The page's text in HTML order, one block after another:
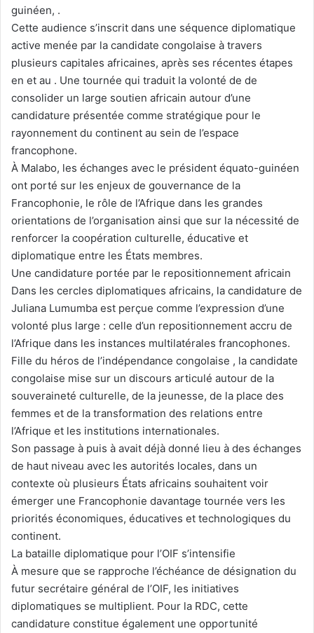
guinéen, .
Cette audience s’inscrit dans une séquence diplomatique
active menée par la candidate congolaise à travers
plusieurs capitales africaines, après ses récentes étapes
en et au . Une tournée qui traduit la volonté de de
consolider un large soutien africain autour d’une
candidature présentée comme stratégique pour le
rayonnement du continent au sein de l’espace
francophone.
À Malabo, les échanges avec le président équato-guinéen
ont porté sur les enjeux de gouvernance de la
Francophonie, le rôle de l’Afrique dans les grandes
orientations de l’organisation ainsi que sur la nécessité de
renforcer la coopération culturelle, éducative et
diplomatique entre les États membres.
Une candidature portée par le repositionnement africain
Dans les cercles diplomatiques africains, la candidature de
Juliana Lumumba est perçue comme l’expression d’une
volonté plus large : celle d’un repositionnement accru de
l’Afrique dans les instances multilatérales francophones.
Fille du héros de l’indépendance congolaise , la candidate
congolaise mise sur un discours articulé autour de la
souveraineté culturelle, de la jeunesse, de la place des
femmes et de la transformation des relations entre
l’Afrique et les institutions internationales.
Son passage à puis à avait déjà donné lieu à des échanges
de haut niveau avec les autorités locales, dans un
contexte où plusieurs États africains souhaitent voir
émerger une Francophonie davantage tournée vers les
priorités économiques, éducatives et technologiques du
continent.
La bataille diplomatique pour l’OIF s’intensifie
À mesure que se rapproche l’échéance de désignation du
futur secrétaire général de l’OIF, les initiatives
diplomatiques se multiplient. Pour la RDC, cette
candidature constitue également une opportunité